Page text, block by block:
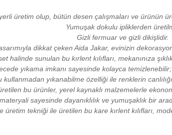
üretim olup, bütün desen çalışmaları ve ürünün
Yumuşak dokulu ipliklerden
Gizli fermuar ve gizli dikişlidir.
dikkat çeken Aida Jakar, evinizin
halinde sunulan bu kırlent kılıfları, mekanınıza
yıkama imkanı sayesinde kolayca
kullanmadan yıkanabilme özelliği ile renklerin
bu ürünler, yerel kaynaklı malzemelerle
sayesinde dayanıklılık ve yumuşaklık bir
üretim tekniği ile üretilen bu kare kırlent kılıfları,